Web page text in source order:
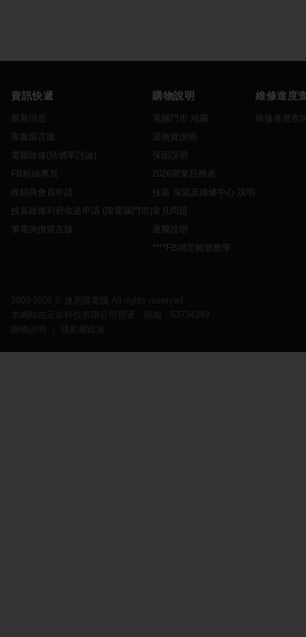
資訊快遞
最新消息
客服留言版
電腦維修(估價單討論)
FB粉絲專頁
經銷商會員申請
技嘉維修到府收送申請 (限電腦門市)
筆電詢價留言版
購物說明
電腦門市 地圖
退換貨說明
保固說明
2026營業日曆表
技嘉 保固及維修中心 說明
常見問題
運費說明
****FB綁定帳號教學
維修進度
維修進度查